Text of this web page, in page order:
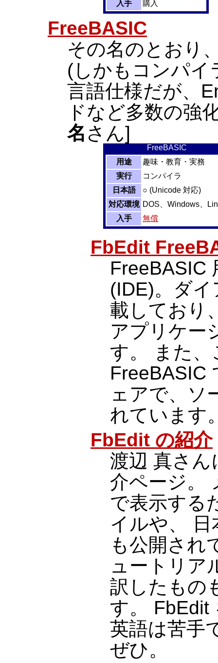
入手 購入
FreeBASIC
その名のとおり
(しかもコンパイ
言語仕様だが、
ドなど多数の強
名 さん]
FreeBASIC
用途
趣味・教育・実務
実行
コンパイラ
日本語
○ (Unicode 対応)
対応環境 DOS、Windows、
入手
無償
FbEdit
FreeBASIC
(IDE)。ダ
載しており
アプリケー
す。 また
FreeBASIC
ェアで、ソ
れています
FbEdit の紹介
渡辺 真さん
介ページ。
で表示する
イルや、
も公開され
ュートリア
訳したもの
す。 FbEdit
英語は苦
ぜひ。